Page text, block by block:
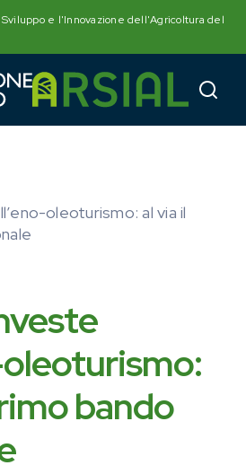
e l'Innovazione dell'Agricoltura del
oleoturismo: al via il
bando